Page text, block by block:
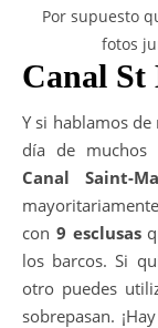
Por supuesto
fotos
Canal
Y si hablamos
día de muchos
Canal Saint-
con 9 esclusas
los barcos. Si
otro puedes
sobrepasan.